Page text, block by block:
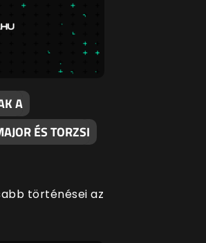
A
ÉS TORZSI
történései az